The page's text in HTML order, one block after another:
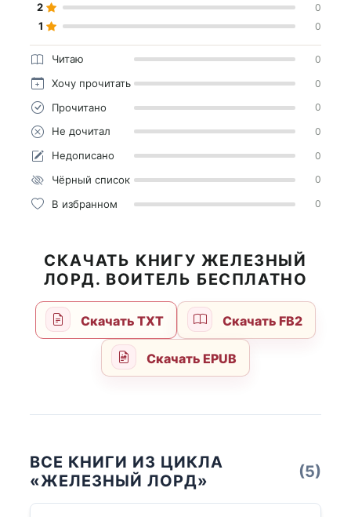
2 0
1 0
Читаю 0
Хочу прочитать 0
Прочитано 0
Не дочитал 0
Недописано 0
Чёрный список 0
В избранном 0
СКАЧАТЬ КНИГУ ЖЕЛЕЗНЫЙ
ЛОРД. ВОИТЕЛЬ БЕСПЛАТНО
Скачать TXT Скачать FB2
Скачать EPUB
ВСЕ КНИГИ ИЗ ЦИКЛА
«ЖЕЛЕЗНЫЙ ЛОРД»
(5)